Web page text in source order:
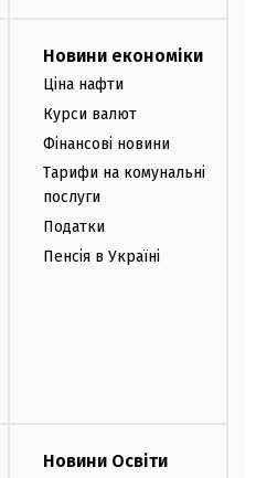
Новини економіки
Ціна нафти
Курси валют
Фінансові новини
Тарифи на комунальні
послуги
Податки
Пенсія в Україні
Новини Освіти